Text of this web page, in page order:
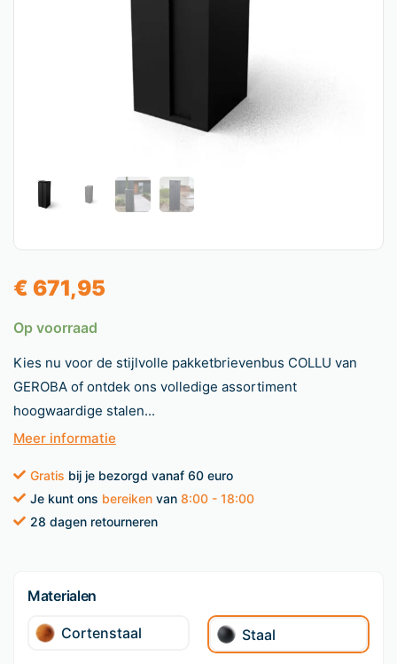
€ 671,95
Op voorraad
Kies nu voor de stijlvolle pakketbrievenbus COLLU van
GEROBA of ontdek ons volledige assortiment
hoogwaardige stalen...
Meer informatie
Gratis bij je bezorgd vanaf 60 euro
Je kunt ons bereiken van 8:00 - 18:00
28 dagen retourneren
Materialen
Cortenstaal Staal